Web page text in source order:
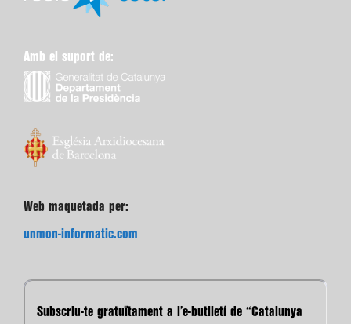
Amb el suport de:
Web maquetada per:
unmon-informatic.com
Subscriu-te gratuïtament a l’e-butlletí de “Catalunya